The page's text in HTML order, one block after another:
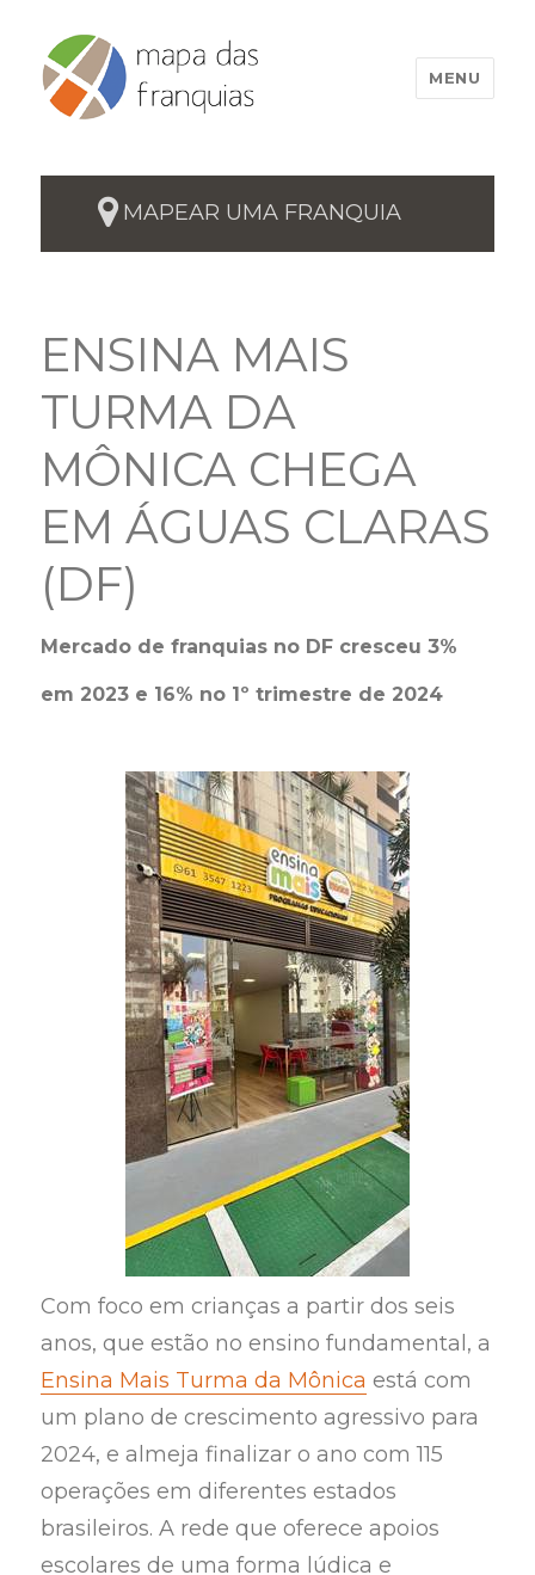
MENU
MAPEAR UMA FRANQUIA
ENSINA MAIS
TURMA DA
MÔNICA CHEGA
EM ÁGUAS CLARAS
(DF)
Mercado de franquias no DF cresceu 3%
em 2023 e 16% no 1º trimestre de 2024
Com foco em crianças a partir dos seis
anos, que estão no ensino fundamental, a
Ensina Mais Turma da Mônica está com
um plano de crescimento agressivo para
2024, e almeja finalizar o ano com 115
operações em diferentes estados
brasileiros. A rede que oferece apoios
escolares de uma forma lúdica e